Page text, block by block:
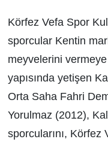
Körfez Vefa Spor
sporcular Kentin
meyvelerini
yapısında yetişen
Orta Saha Fahri
Yorulmaz (2012),
sporcularını,